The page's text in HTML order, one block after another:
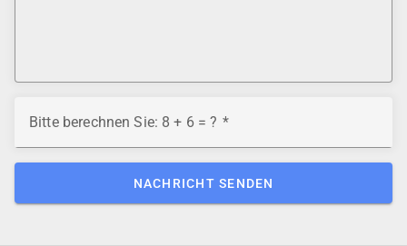
Bitte berechnen Sie: 8 + 6 = ?
NACHRICHT SENDEN